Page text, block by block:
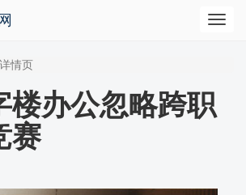
切
详情页
楼办公忽略跨职
赛